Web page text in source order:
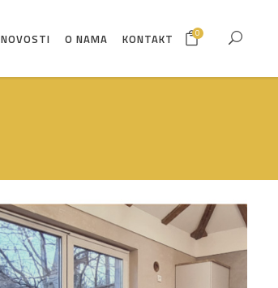
NOVOSTI O NAMA KONTAKT 0